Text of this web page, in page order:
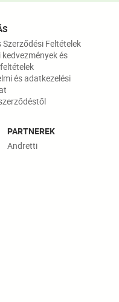
Feltételek
és
és adatkezelési
PARTNEREK
Andretti